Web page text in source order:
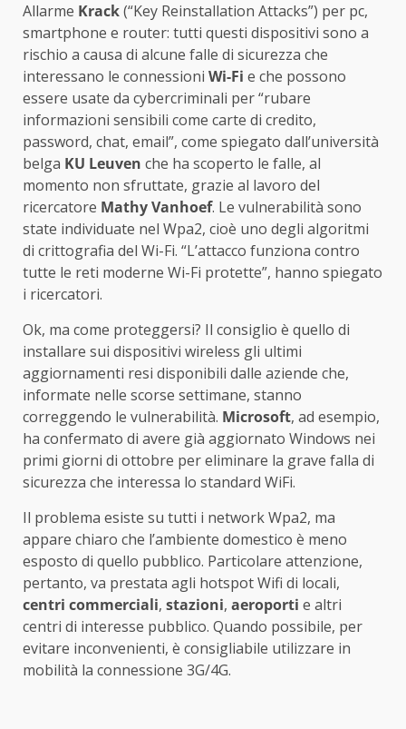
Allarme Krack(“Key Reinstallation Attacks”) per pc,
smartphone e router: tutti questi dispositivi sono a
rischio a causa di alcune falle di sicurezza che
interessano le connessioni Wi-Fi e che possono
essere usate da cybercriminali per “rubare
informazioni sensibili come carte di credito,
password, chat, email”, come spiegato dall’università
belga KU Leuven che ha scoperto le falle, al
momento non sfruttate, grazie al lavoro del
ricercatore Mathy Vanhoef. Le vulnerabilità sono
state individuate nel Wpa2, cioè uno degli algoritmi
di crittografia del Wi-Fi. “L’attacco funziona contro
tutte le reti moderne Wi-Fi protette”, hanno spiegato
i ricercatori.
Ok, ma come proteggersi? Il consiglio è quello di
installare sui dispositivi wireless gli ultimi
aggiornamenti resi disponibili dalle aziende che,
informate nelle scorse settimane, stanno
correggendo le vulnerabilità. Microsoft, ad esempio,
ha confermato di avere già aggiornato Windows nei
primi giorni di ottobre per eliminare la grave falla di
sicurezza che interessa lo standard WiFi.
Il problema esiste su tutti i network Wpa2, ma
appare chiaro che l’ambiente domestico è meno
esposto di quello pubblico. Particolare attenzione,
pertanto, va prestata agli hotspot Wifi di locali,
centri commerciali, stazioni, aeroporti e altri
centri di interesse pubblico. Quando possibile, per
evitare inconvenienti, è consigliabile utilizzare in
mobilità la connessione 3G/4G.